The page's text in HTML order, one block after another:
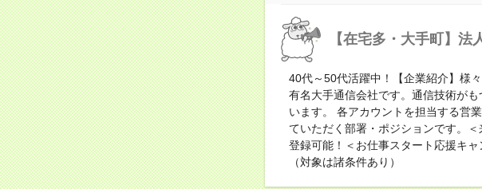
【在宅多・大手町】
40代～50代活躍中！【企業紹介】様
有名大手通信会社です。通信技術が
います。 各アカウントを担当する営
ていただく部署・ポジションです。
登録可能！＜お仕事スタート応援キ
（対象は諸条件あり）